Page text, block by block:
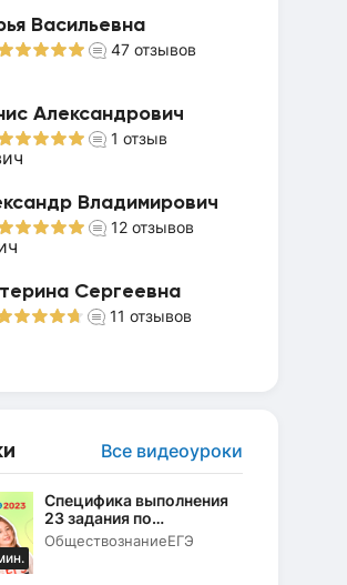
Васильевна
47 отзывов
Александрович
1 отзыв
Владимирович
12 отзывов
Сергеевна
11 отзывов
Все видеоуроки
Специфика выполнения
23 задания по
Конституции РФ в ЕГЭ по
обществознанию в 2023
ОбществознаниеЕГЭ